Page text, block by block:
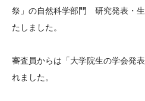
祭」の自然科学部門 研究発表・
たしました。
審査員からは「大学院生の学会発
れました。